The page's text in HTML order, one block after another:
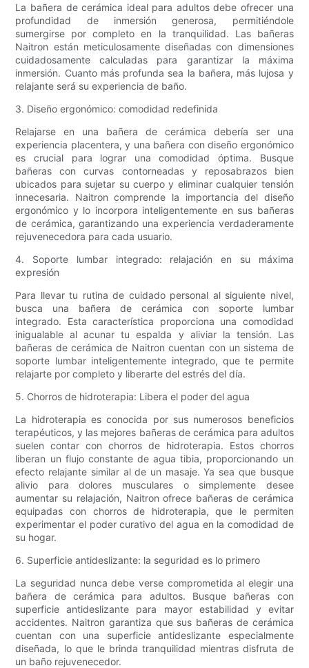
La bañera de cerámica ideal para adultos debe ofrecer una
profundidad de inmersión generosa, permitiéndole
sumergirse por completo en la tranquilidad. Las bañeras
Naitron están meticulosamente diseñadas con dimensiones
cuidadosamente calculadas para garantizar la máxima
inmersión. Cuanto más profunda sea la bañera, más lujosa y
relajante será su experiencia de baño.
3. Diseño ergonómico: comodidad redefinida
Relajarse en una bañera de cerámica debería ser una
experiencia placentera, y una bañera con diseño ergonómico
es crucial para lograr una comodidad óptima. Busque
bañeras con curvas contorneadas y reposabrazos bien
ubicados para sujetar su cuerpo y eliminar cualquier tensión
innecesaria. Naitron comprende la importancia del diseño
ergonómico y lo incorpora inteligentemente en sus bañeras
de cerámica, garantizando una experiencia verdaderamente
rejuvenecedora para cada usuario.
4. Soporte lumbar integrado: relajación en su máxima
expresión
Para llevar tu rutina de cuidado personal al siguiente nivel,
busca una bañera de cerámica con soporte lumbar
integrado. Esta característica proporciona una comodidad
inigualable al acunar tu espalda y aliviar la tensión. Las
bañeras de cerámica de Naitron cuentan con un sistema de
soporte lumbar inteligentemente integrado, que te permite
relajarte por completo y liberarte del estrés del día.
5. Chorros de hidroterapia: Libera el poder del agua
La hidroterapia es conocida por sus numerosos beneficios
terapéuticos, y las mejores bañeras de cerámica para adultos
suelen contar con chorros de hidroterapia. Estos chorros
liberan un flujo constante de agua tibia, proporcionando un
efecto relajante similar al de un masaje. Ya sea que busque
alivio para dolores musculares o simplemente desee
aumentar su relajación, Naitron ofrece bañeras de cerámica
equipadas con chorros de hidroterapia, que le permiten
experimentar el poder curativo del agua en la comodidad de
su hogar.
6. Superficie antideslizante: la seguridad es lo primero
La seguridad nunca debe verse comprometida al elegir una
bañera de cerámica para adultos. Busque bañeras con
superficie antideslizante para mayor estabilidad y evitar
accidentes. Naitron garantiza que sus bañeras de cerámica
cuentan con una superficie antideslizante especialmente
diseñada, lo que le brinda tranquilidad mientras disfruta de
un baño rejuvenecedor.